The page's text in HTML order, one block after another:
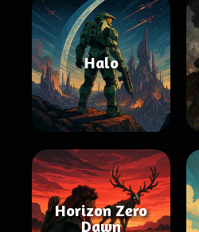
Halo
Horizon Zero
Dawn